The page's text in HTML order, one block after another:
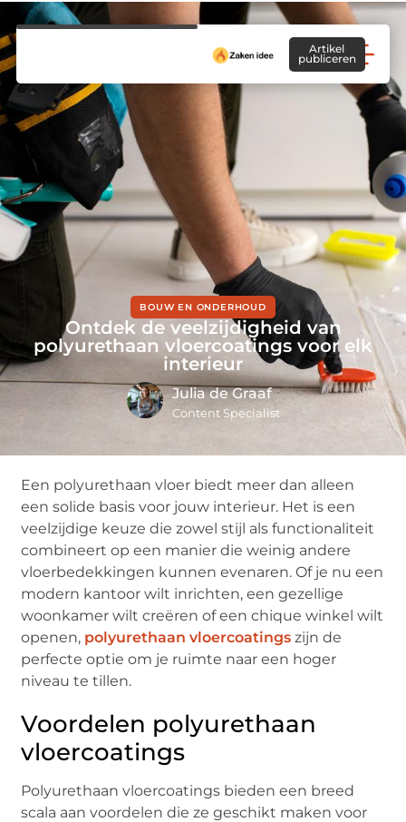
Artikel
publiceren
BOUW EN ONDERHOUD
Ontdek de veelzijdigheid van
polyurethaan vloercoatings voor elk
interieur
Julia de Graaf
Content Specialist
Een polyurethaan vloer biedt meer dan alleen
een solide basis voor jouw interieur. Het is een
veelzijdige keuze die zowel stijl als functionaliteit
combineert op een manier die weinig andere
vloerbedekkingen kunnen evenaren. Of je nu een
modern kantoor wilt inrichten, een gezellige
woonkamer wilt creëren of een chique winkel wilt
openen, polyurethaan vloercoatings zijn de
perfecte optie om je ruimte naar een hoger
niveau te tillen.
Voordelen polyurethaan
vloercoatings
Polyurethaan vloercoatings bieden een breed
scala aan voordelen die ze geschikt maken voor